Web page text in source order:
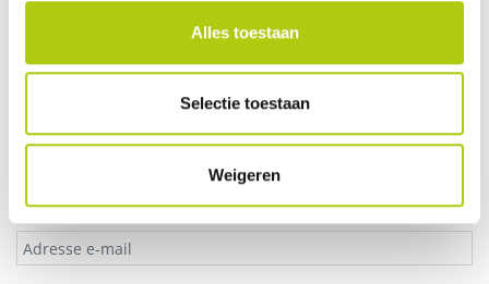
Alles toestaan
Selectie toestaan
Weigeren
M. Mme
Adresse e-mail